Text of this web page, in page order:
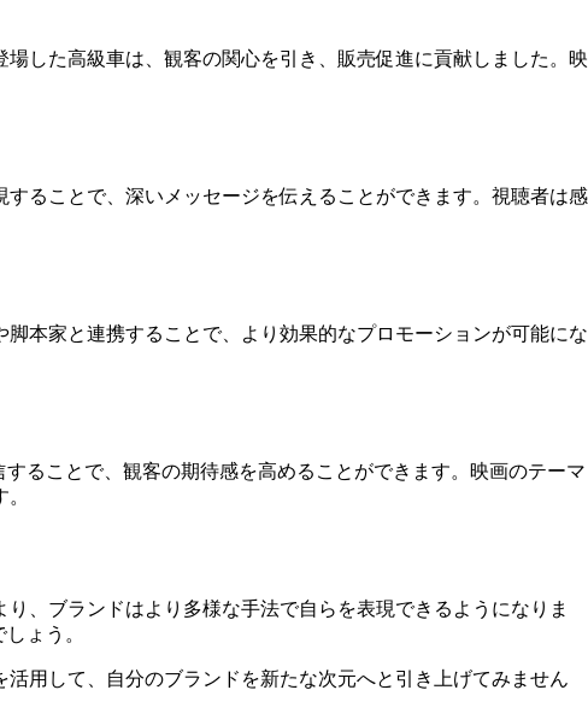
した高級車は、観客の関心を引き、販売促進に貢献しました。映
ることで、深いメッセージを伝えることができます。視聴者は感
本家と連携することで、より効果的なプロモーションが可能にな
ることで、観客の期待感を高めることができます。映画のテーマ
、ブランドはより多様な手法で自らを表現できるようになりま
ょう。
用して、自分のブランドを新たな次元へと引き上げてみません